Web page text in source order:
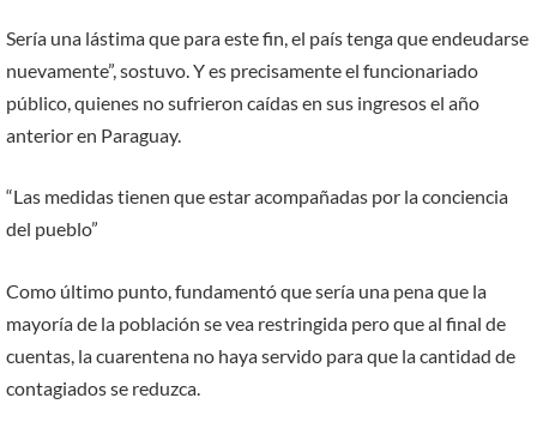
Sería una lástima que para este fin, el país tenga que endeudarse
nuevamente”, sostuvo. Y es precisamente el funcionariado
público, quienes no sufrieron caídas en sus ingresos el año
anterior en Paraguay.
“Las medidas tienen que estar acompañadas por la conciencia
del pueblo”
Como último punto, fundamentó que sería una pena que la
mayoría de la población se vea restringida pero que al final de
cuentas, la cuarentena no haya servido para que la cantidad de
contagiados se reduzca.